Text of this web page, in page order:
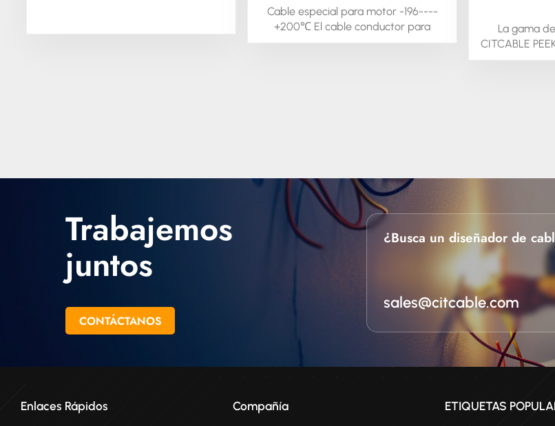
Cable especial para motor -196----
+200℃ El cable conductor para
motores es un cable de alta
conductor para equipos eléctricos en
entornos de alta temperatura. El cable
conductor para motores ofrece un
buen rendimiento en aplicaciones
donde la resistencia al aceite y al fuego
La gama
CITCABLE
Trabajemos
juntos
CONTÁCTANOS
¿Busca un diseñador de
sales@citcable.com
Enlaces Rápidos Compañía ETIQUETAS